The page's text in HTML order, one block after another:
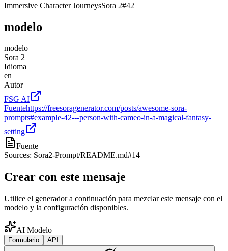
Immersive Character JourneysSora 2#42
modelo
modelo
Sora 2
Idioma
en
Autor
FSG AI
Fuentehttps://freesoragenerator.com/posts/awesome-sora-
prompts#example-42---person-with-cameo-in-a-magical-fantasy-
setting
Fuente
Sources: Sora2-Prompt/README.md#14
Crear con este mensaje
Utilice el generador a continuación para mezclar este mensaje con el
modelo y la configuración disponibles.
AI Modelo
Formulario API